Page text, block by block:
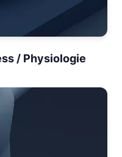
/ Physiologie